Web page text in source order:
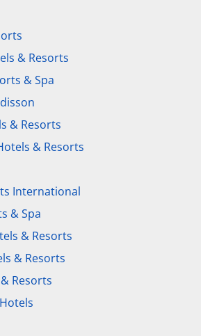
& Resorts
& Spa
& Resorts
& Resorts
International
& Spa
& Resorts
& Resorts
Resorts